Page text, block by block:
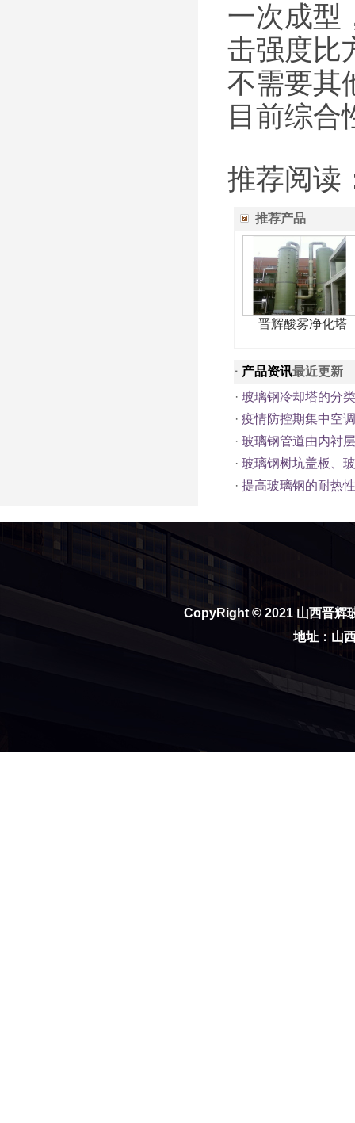
一次成型
击强度比
不需要其
目前综合
推荐阅读
推荐产品
晋辉酸雾净化塔
· 产品资讯最近更新
· 玻璃钢冷却塔的分
· 疫情防控期集中空
· 玻璃钢管道由内衬
· 玻璃钢树坑盖板、
· 提高玻璃钢的耐热
CopyRight © 2021 山西晋辉
地址：山